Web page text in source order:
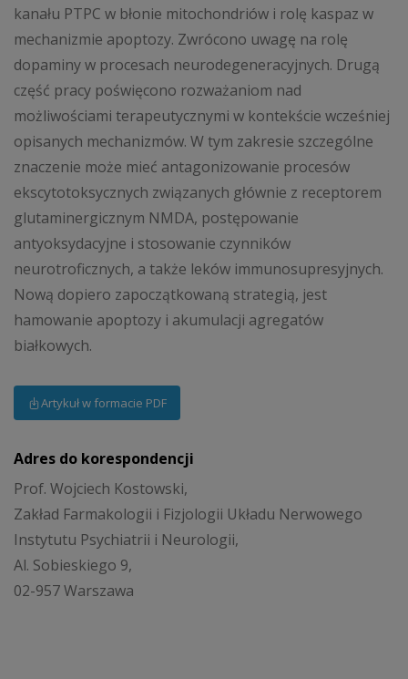
kanału PTPC w błonie mitochondriów i rolę kaspaz w
mechanizmie apoptozy. Zwrócono uwagę na rolę
dopaminy w procesach neurodegeneracyjnych. Drugą
część pracy poświęcono rozważaniom nad
możliwościami terapeutycznymi w kontekście wcześniej
opisanych mechanizmów. W tym zakresie szczególne
znaczenie może mieć antagonizowanie procesów
ekscytotoksycznych związanych głównie z receptorem
glutaminergicznym NMDA, postępowanie
antyoksydacyjne i stosowanie czynników
neurotroficznych, a także leków immunosupresyjnych.
Nową dopiero zapoczątkowaną strategią, jest
hamowanie apoptozy i akumulacji agregatów
białkowych.
Artykuł w formacie PDF
Adres do korespondencji
Prof. Wojciech Kostowski,
Zakład Farmakologii i Fizjologii Układu Nerwowego
Instytutu Psychiatrii i Neurologii,
Al. Sobieskiego 9,
02-957 Warszawa